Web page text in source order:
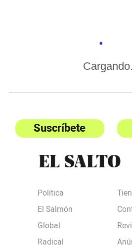
Suscríbete
Política
El Salmón
Global
Radical